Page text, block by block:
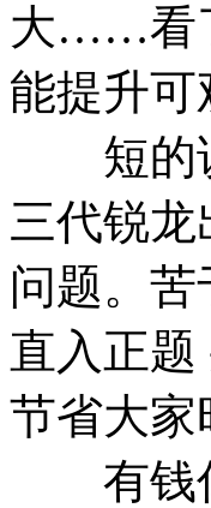
大……看
能提升可
短的说
三代锐
问题。
直入正
节省大家
有钱你